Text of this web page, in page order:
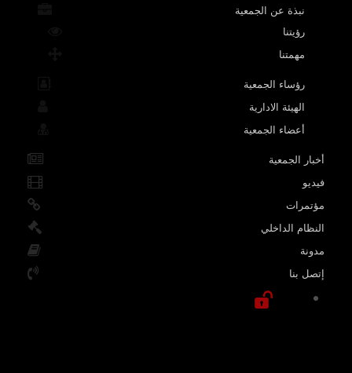
نبذة عن الجمعية
رؤيتنا
مهمتنا
رؤساء الجمعية
الهيئة الادارية
أعضاء الجمعية
أخبار الجمعية
فيديو
مؤتمرات
النظام الداخلي
مدونة
إتصل بنا